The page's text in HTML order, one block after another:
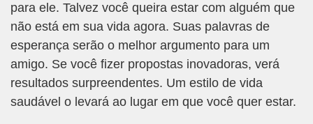
para ele. Talvez você queira estar com alguém que
não está em sua vida agora. Suas palavras de
esperança serão o melhor argumento para um
amigo. Se você fizer propostas inovadoras, verá
resultados surpreendentes. Um estilo de vida
saudável o levará ao lugar em que você quer estar.